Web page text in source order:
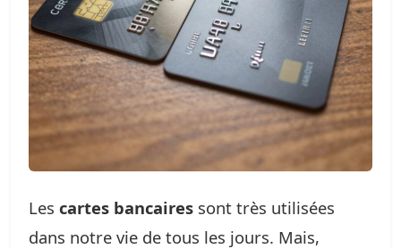
Les cartes bancaires sont très utilisées
dans notre vie de tous les jours. Mais,